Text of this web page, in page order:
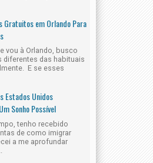
15
Ago
2016
Orlando's Magical Dining Month Está De Volta
8/15/2016
Gratuitos em Orlando Para
vou à Orlando, busco
diferentes das habituais
E se esses
Estados Unidos
Sonho Possível
tenho recebido
de como imigrar
a me aprofundar